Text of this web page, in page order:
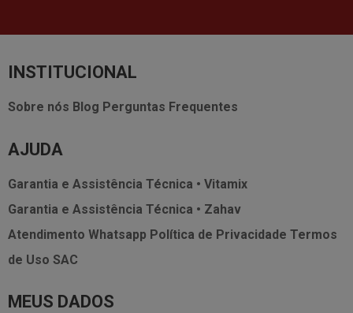
INSTITUCIONAL
Sobre nós Blog Perguntas Frequentes
AJUDA
Garantia e Assistência Técnica • Vitamix
Garantia e Assistência Técnica • Zahav
Atendimento Whatsapp Política de Privacidade Termos
de Uso SAC
MEUS DADOS